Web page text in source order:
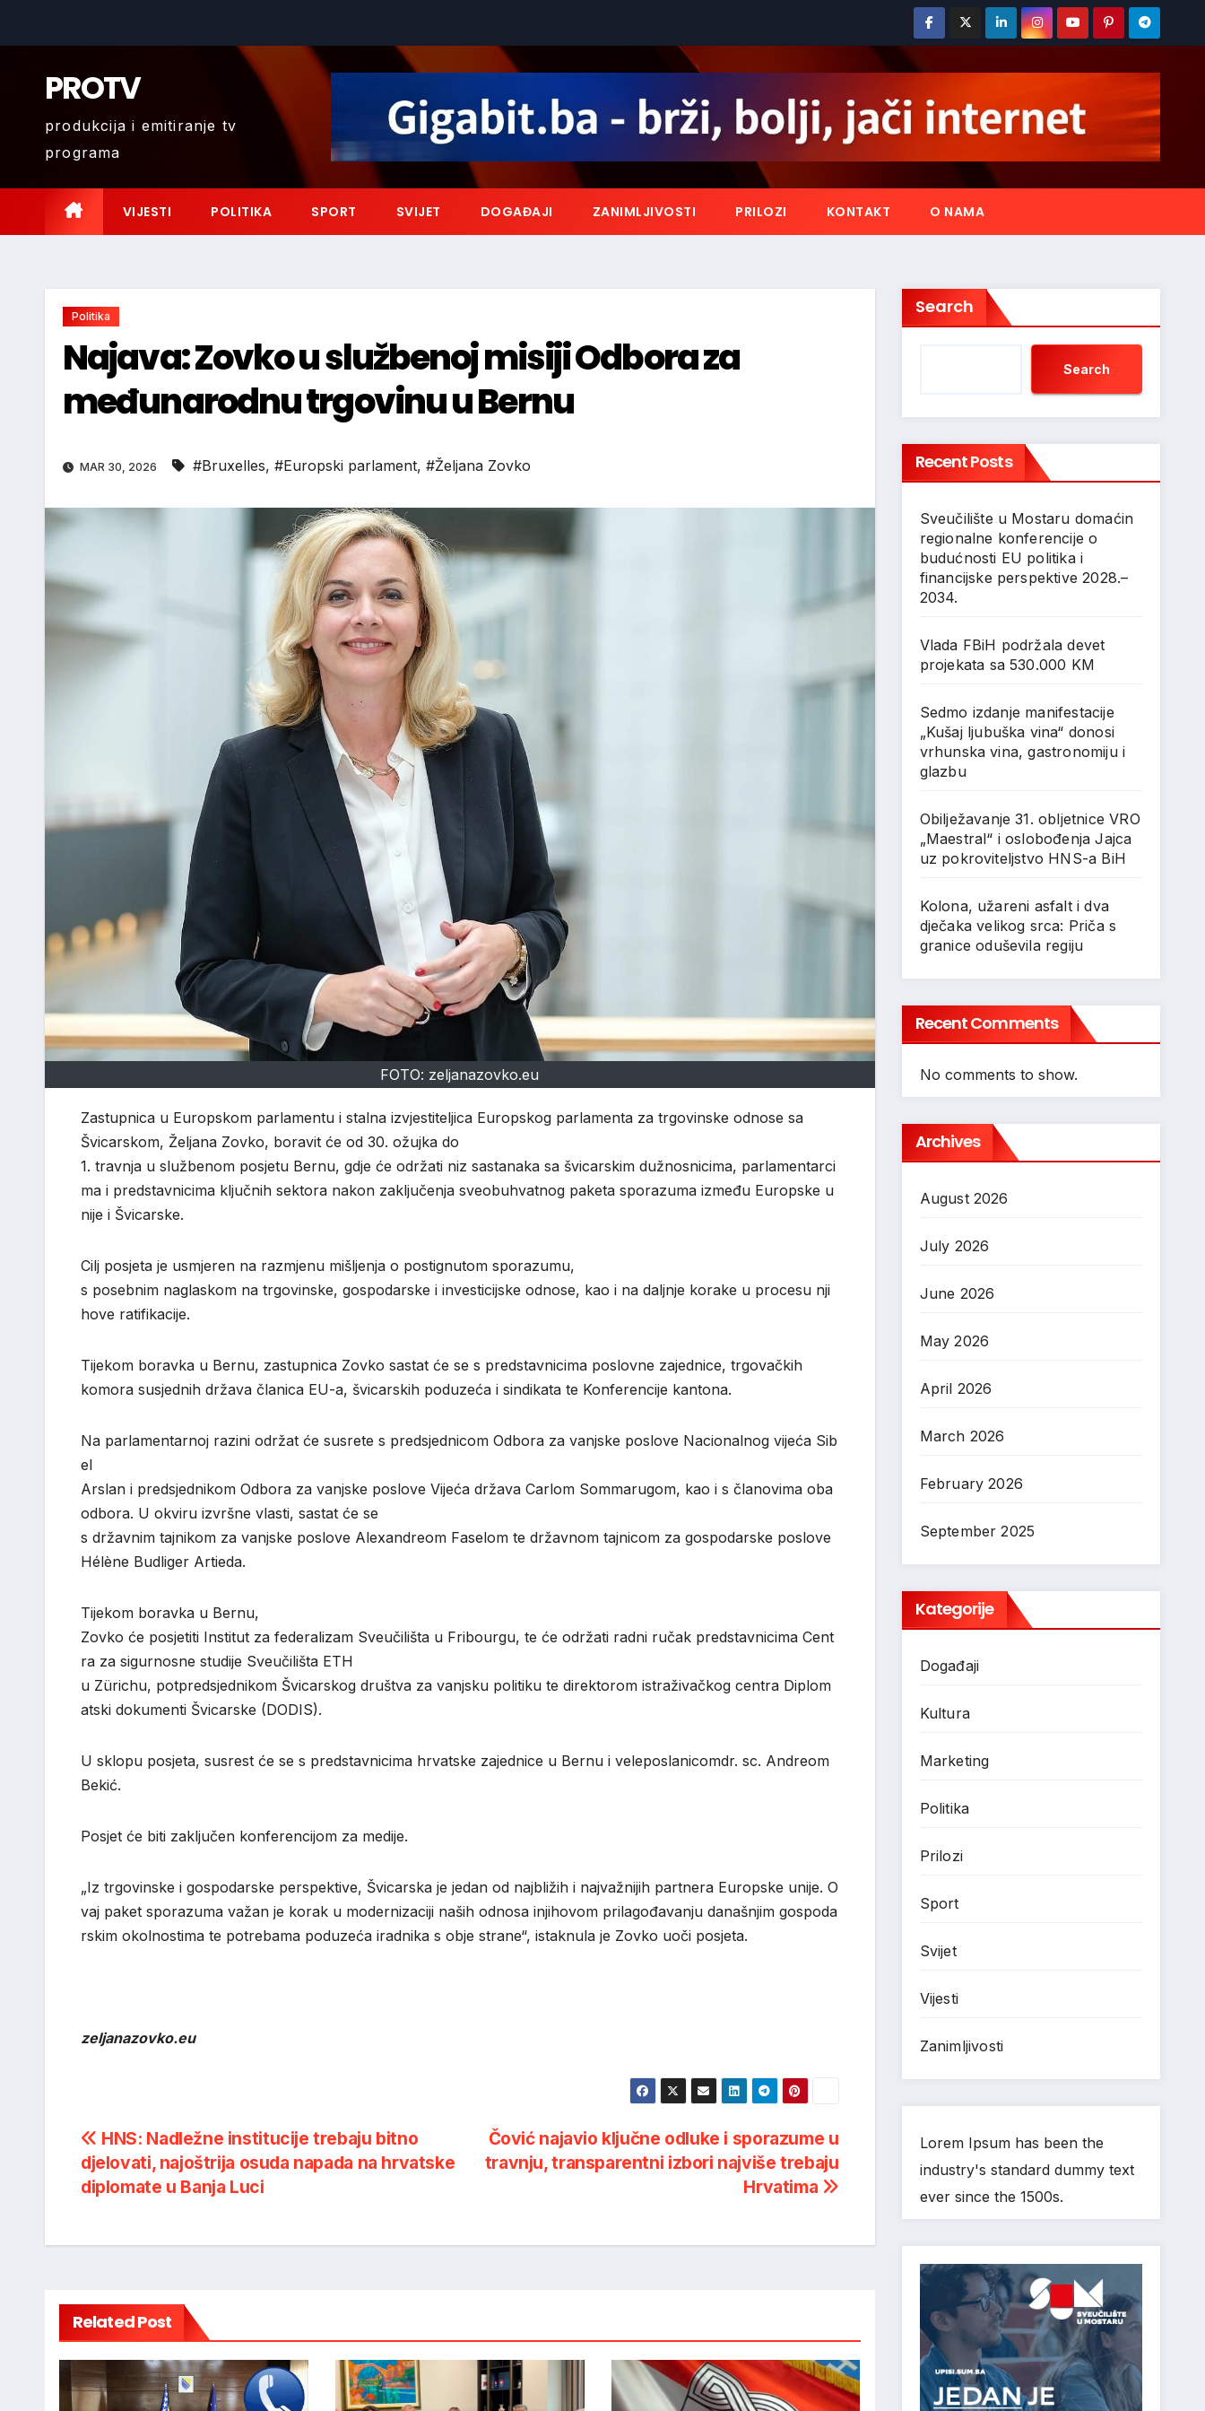
PROTV
produkcija i emitiranje tv
programa
VIJESTI POLITIKA SPORT SVIJET DOGAĐAJI ZANIMLJIVOSTI PRILOZI KONTAKT O NAMA
Politika
Najava: Zovko u službenoj misiji Odbora za
međunarodnu trgovinu u Bernu
MAR 30, 2026 #Bruxelles, #Europski parlament, #Željana Zovko
FOTO: zeljanazovko.eu
Zastupnica u Europskom parlamentu i stalna izvjestiteljica Europskog parlamenta za trgovinske odnose sa
Švicarskom, Željana Zovko, boravit će od 30. ožujka do
1. travnja u službenom posjetu Bernu, gdje će održati niz sastanaka sa švicarskim dužnosnicima, parlamentarci
ma i predstavnicima ključnih sektora nakon zaključenja sveobuhvatnog paketa sporazuma između Europske u
nije i Švicarske.
Cilj posjeta je usmjeren na razmjenu mišljenja o postignutom sporazumu,
s posebnim naglaskom na trgovinske, gospodarske i investicijske odnose, kao i na daljnje korake u procesu nji
hove ratifikacije.
Tijekom boravka u Bernu, zastupnica Zovko sastat će se s predstavnicima poslovne zajednice, trgovačkih
komora susjednih država članica EU-a, švicarskih poduzeća i sindikata te Konferencije kantona.
Na parlamentarnoj razini održat će susrete s predsjednicom Odbora za vanjske poslove Nacionalnog vijeća Sib
el
Arslan i predsjednikom Odbora za vanjske poslove Vijeća država Carlom Sommarugom, kao i s članovima oba
odbora. U okviru izvršne vlasti, sastat će se
s državnim tajnikom za vanjske poslove Alexandreom Faselom te državnom tajnicom za gospodarske poslove
Hélène Budliger Artieda.
Tijekom boravka u Bernu,
Zovko će posjetiti Institut za federalizam Sveučilišta u Fribourgu, te će održati radni ručak predstavnicima Cent
ra za sigurnosne studije Sveučilišta ETH
u Zürichu, potpredsjednikom Švicarskog društva za vanjsku politiku te direktorom istraživačkog centra Diplom
atski dokumenti Švicarske (DODIS).
U sklopu posjeta, susrest će se s predstavnicima hrvatske zajednice u Bernu i veleposlanicomdr. sc. Andreom
Bekić.
Posjet će biti zaključen konferencijom za medije.
„Iz trgovinske i gospodarske perspektive, Švicarska je jedan od najbližih i najvažnijih partnera Europske unije. O
vaj paket sporazuma važan je korak u modernizaciji naših odnosa injihovom prilagođavanju današnjim gospoda
rskim okolnostima te potrebama poduzeća iradnika s obje strane“, istaknula je Zovko uoči posjeta.
zeljanazovko.eu
Post
navigation
Čović najavio ključne odluke i sporazume u
travnju, transparentni izbori najviše trebaju
Hrvatima
HNS: Nadležne institucije trebaju bitno
djelovati, najoštrija osuda napada na hrvatske
diplomate u Banja Luci
Related Post
Search
Search
Recent Posts
Sveučilište u Mostaru domaćin
regionalne konferencije o
budućnosti EU politika i
financijske perspektive 2028.–
2034.
Vlada FBiH podržala devet
projekata sa 530.000 KM
Sedmo izdanje manifestacije
„Kušaj ljubuška vina“ donosi
vrhunska vina, gastronomiju i
glazbu
Obilježavanje 31. obljetnice VRO
„Maestral“ i oslobođenja Jajca
uz pokroviteljstvo HNS-a BiH
Kolona, užareni asfalt i dva
dječaka velikog srca: Priča s
granice oduševila regiju
Recent Comments
No comments to show.
Archives
August 2026
July 2026
June 2026
May 2026
April 2026
March 2026
February 2026
September 2025
Kategorije
Događaji
Kultura
Marketing
Politika
Prilozi
Sport
Svijet
Vijesti
Zanimljivosti
Lorem Ipsum has been the
industry's standard dummy text
ever since the 1500s.